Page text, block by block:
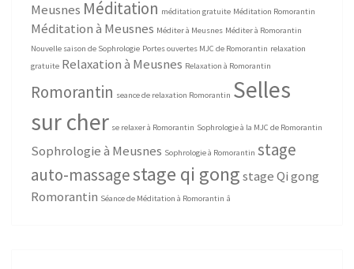
Meusnes Méditation méditation gratuite Méditation Romorantin
Méditation à Meusnes Méditer à Meusnes Méditer à Romorantin
Nouvelle saison de Sophrologie Portes ouvertes MJC de Romorantin relaxation
gratuite Relaxation à Meusnes Relaxation à Romorantin
Romorantin seance de relaxation Romorantin Selles
sur cher se relaxer à Romorantin Sophrologie à la MJC de Romorantin
Sophrologie à Meusnes Sophrologie à Romorantin stage
auto-massagestage qi gongstage Qi gong
Romorantin Séance de Méditation à Romorantin â